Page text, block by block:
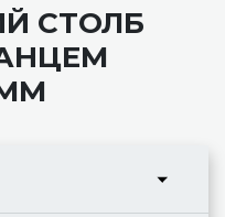
СТОЛБ